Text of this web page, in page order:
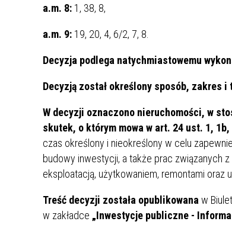
a.m. 8: 1, 38, 8,
a.m. 9: 19, 20, 4, 6/2, 7, 8.
Decyzja podlega natychmiastowemu
Decyzją został określony sposób, zakres
W decyzji oznaczono nieruchomości, w
skutek, o którym mowa w art. 24 ust. 1, 1b,
czas określony i nieokreślony w celu
budowy inwestycji, a także prac związanych
eksploatacją, użytkowaniem, remontami oraz
Treść decyzji została opublikowana w
w zakładce „Inwestycje publiczne -